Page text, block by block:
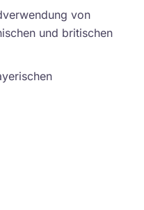
von
und britischen